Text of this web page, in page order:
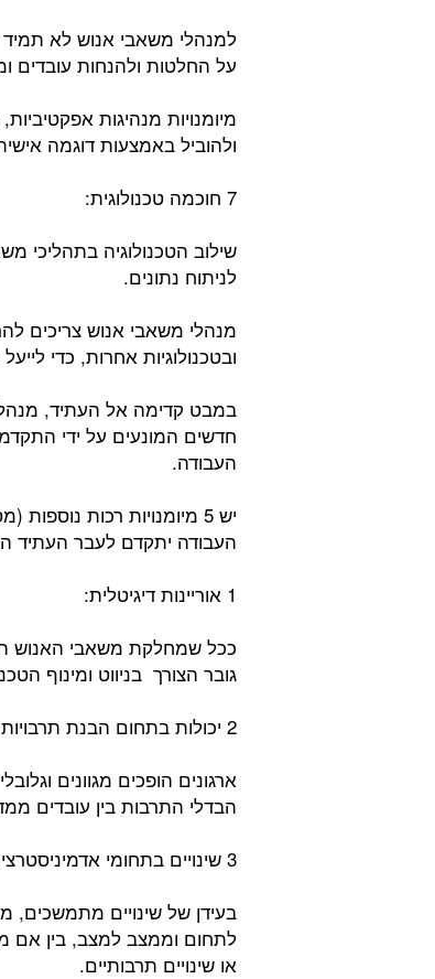
למנהלי משאבי אנוש לא
על החלטות ולהנחות עובדים
מיומנויות מנהיגות
ולהוביל באמצעות דוגמה
7 חוכמה טכנולוגית:
שילוב הטכנולוגיה בתהליכי
לניתוח נתונים.
מנהלי משאבי אנוש צריכים
ובטכנולוגיות אחרות, כדי
במבט קדימה אל העתיד,
חדשים המונעים על ידי
העבודה.
יש 5 מיומנויות רכות
העבודה יתקדם לעבר העתיד
1 אוריינות דיגיטלית:
ככל שמחלקת משאבי האנוש
גובר הצורך בניווט ומינוף
2 יכולות בתחום הבנת תרבויות שונות והטמעתן בארגון:
ארגונים הופכים מגוונים
הבדלי התרבות בין עובדים
3 שינויים בתחומי אדמיניסטרציה:
בעידן של שינויים מתמשכים,
לתחום וממצב למצב, בין אם
או שינויים תרבותיים.